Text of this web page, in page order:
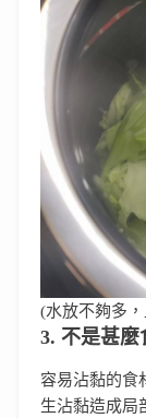
(水放不夠多
3. 不是甚
容易沾黏的食
生沾黏造成局